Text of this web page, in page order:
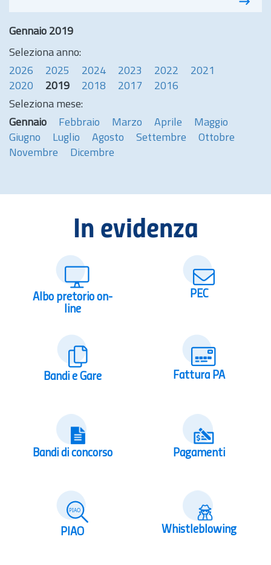
Gennaio 2019
Seleziona anno:
2026
2025 2024 2023 2022
2021
2020
2019 2018 2017
2016
Seleziona mese:
Gennaio
Febbraio Marzo Aprile
Maggio
Giugno
Luglio Agosto Settembre
Ottobre
Novembre
Dicembre
In evidenza
Albo pretorio on-
line
PEC
Bandi e Gare Fattura PA
Bandi di concorso Pagamenti
PIAO Whistleblowing